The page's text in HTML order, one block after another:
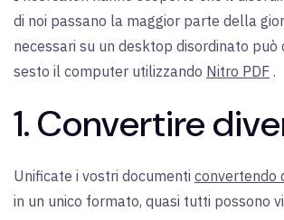
di noi passano la maggior parte della
necessari su un desktop disordinato
sesto il computer utilizzando Nitro PDF .
1. Convertire
Unificate i vostri documenti convertendo
in un unico formato, quasi tutti possono